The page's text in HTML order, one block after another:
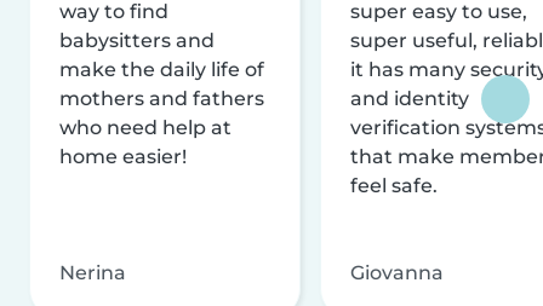
way to find
babysitters and
make the daily life of
mothers and fathers
who need help at
home easier!
Nerina
super easy to use,
super useful,
it has many
and identity
verification
that make
feel safe.
Giovanna